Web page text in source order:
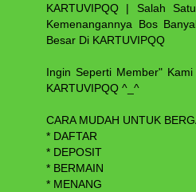
KARTUVIPQQ | Salah
Kemenangannya Bos
Besar Di KARTUVIPQQ
Ingin Seperti Member"
KARTUVIPQQ ^_^
CARA MUDAH UNTUK
* DAFTAR
* DEPOSIT
* BERMAIN
* MENANG